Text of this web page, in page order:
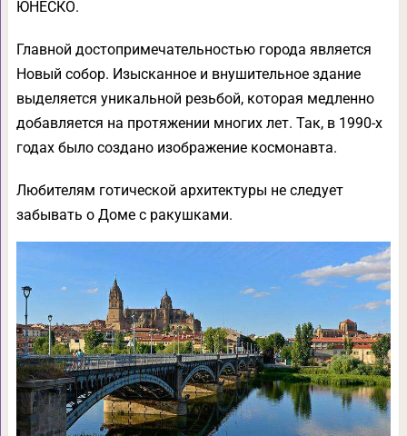
ЮНЕСКО.
Главной достопримечательностью города является
Новый собор. Изысканное и внушительное здание
выделяется уникальной резьбой, которая медленно
добавляется на протяжении многих лет. Так, в 1990-х
годах было создано изображение космонавта.
Любителям готической архитектуры не следует
забывать о Доме с ракушками.